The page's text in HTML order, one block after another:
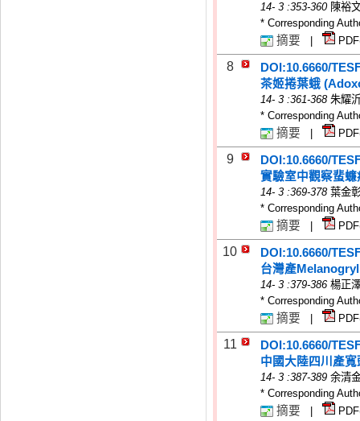
14- 3 :353-360 陳裕
* Corresponding
摘要
8
DOI:10.6660/
茶姬捲葉蛾
14- 3 :361-368 朱耀
* Corresponding
摘要
9
DOI:10.6660/
實驗室中觀察蜚
14- 3 :369-378 葉金
* Corresponding
摘要
10
DOI:10.6660/
台灣產
14- 3 :379-386 楊正
* Corresponding
摘要
11
DOI:10.6660/
中國大陸四川產
14- 3 :387-389 余清
* Corresponding
摘要